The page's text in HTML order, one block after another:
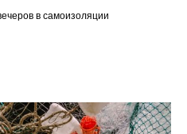
в самоизоляции